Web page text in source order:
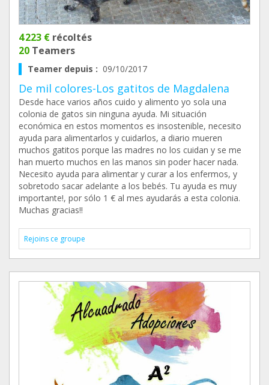
4 223 € récoltés
20 Teamers
Teamer depuis : 09/10/2017
De mil colores-Los gatitos de Magdalena
Desde hace varios años cuido y alimento yo sola una
colonia de gatos sin ninguna ayuda. Mi situación
económica en estos momentos es insostenible, necesito
ayuda para alimentarlos y cuidarlos, a diario mueren
muchos gatitos porque las madres no los cuidan y se me
han muerto muchos en las manos sin poder hacer nada.
Necesito ayuda para alimentar y curar a los enfermos, y
sobretodo sacar adelante a los bebés. Tu ayuda es muy
importante!, por sólo 1 € al mes ayudarás a esta colonia.
Muchas gracias!!
Rejoins ce groupe